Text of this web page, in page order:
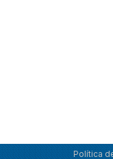
Política